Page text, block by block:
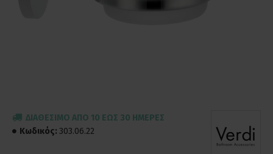
ΔΙΑΘΈΣΙΜΟ ΑΠΌ 10 ΈΩΣ 30 ΗΜΈΡΕΣ
Κωδικός: 303.06.22